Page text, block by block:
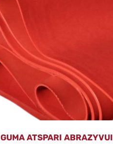
GUMA ATSPARI ABRAZYVUI